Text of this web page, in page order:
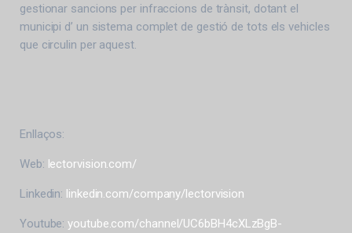
gestionar sancions per infraccions de trànsit, dotant el
municipi d’ un sistema complet de gestió de tots els vehicles
que circulin per aquest.
Enllaços:
Web: lectorvision.com/
Linkedin: linkedin.com/company/lectorvision
Youtube:youtube.com/channel/UC6bBH4cXLzBgB-